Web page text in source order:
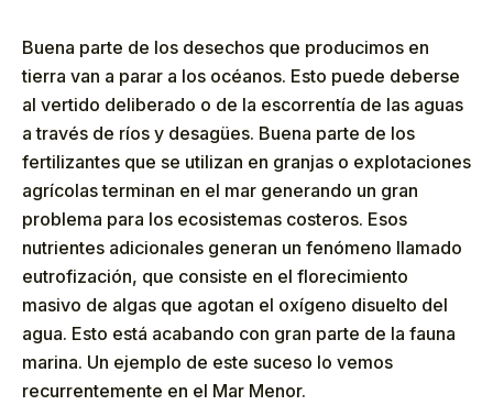
Buena parte de los desechos que producimos en
tierra van a parar a los océanos. Esto puede deberse
al vertido deliberado o de la escorrentía de las aguas
a través de ríos y desagües. Buena parte de los
fertilizantes que se utilizan en granjas o explotaciones
agrícolas terminan en el mar generando un gran
problema para los ecosistemas costeros. Esos
nutrientes adicionales generan un fenómeno llamado
eutrofización, que consiste en el florecimiento
masivo de algas que agotan el oxígeno disuelto del
agua. Esto está acabando con gran parte de la fauna
marina. Un ejemplo de este suceso lo vemos
recurrentemente en el Mar Menor.